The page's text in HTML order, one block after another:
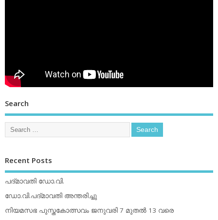
Search
Recent Posts
പദ്മാവതി ഡോ.വി.
ഡോ.വി.പദ്മാവതി അന്തരിച്ചു
നിയമസഭ പുസ്തകോത്സവം ജനുവരി 7 മുതല്‍ 13 വരെ